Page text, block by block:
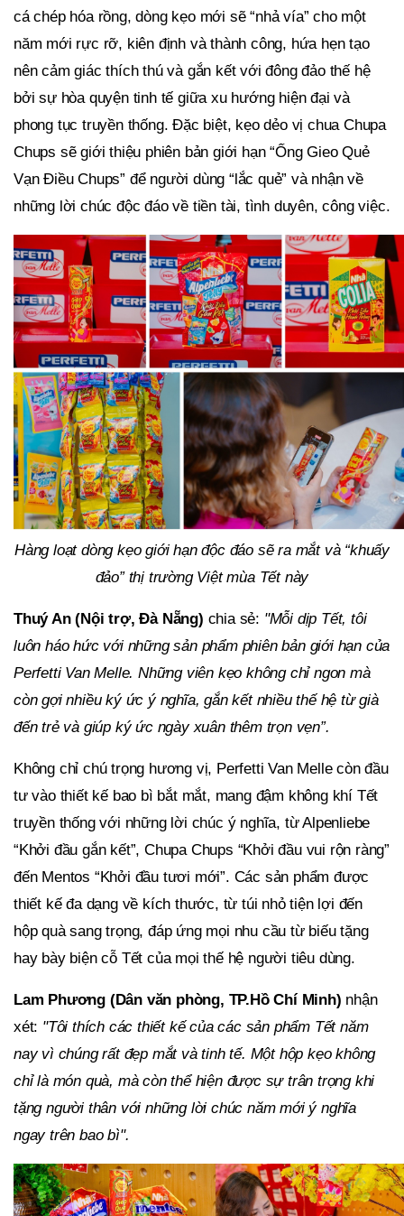
cá chép hóa rồng, dòng kẹo mới sẽ “nhả vía” cho một
năm mới rực rỡ, kiên định và thành công, hứa hẹn tạo
nên cảm giác thích thú và gắn kết với đông đảo thế hệ
bởi sự hòa quyện tinh tế giữa xu hướng hiện đại và
phong tục truyền thống. Đặc biệt, kẹo dẻo vị chua Chupa
Chups sẽ giới thiệu phiên bản giới hạn “Ống Gieo Quẻ
Vạn Điều Chups” để người dùng “lắc quẻ” và nhận về
những lời chúc độc đáo về tiền tài, tình duyên, công việc.
Hàng loạt dòng kẹo giới hạn độc đáo sẽ ra mắt và “khuấy
đảo” thị trường Việt mùa Tết này
Thuý An (Nội trợ, Đà Nẵng) chia sẻ: "Mỗi dịp Tết, tôi
luôn háo hức với những sản phẩm phiên bản giới hạn của
Perfetti Van Melle. Những viên kẹo không chỉ ngon mà
còn gợi nhiều ký ức ý nghĩa, gắn kết nhiều thế hệ từ già
đến trẻ và giúp ký ức ngày xuân thêm trọn vẹn”.
Không chỉ chú trọng hương vị, Perfetti Van Melle còn đầu
tư vào thiết kế bao bì bắt mắt, mang đậm không khí Tết
truyền thống với những lời chúc ý nghĩa, từ Alpenliebe
“Khởi đầu gắn kết”, Chupa Chups “Khởi đầu vui rộn ràng”
đến Mentos “Khởi đầu tươi mới”. Các sản phẩm được
thiết kế đa dạng về kích thước, từ túi nhỏ tiện lợi đến
hộp quà sang trọng, đáp ứng mọi nhu cầu từ biếu tặng
hay bày biện cỗ Tết của mọi thế hệ người tiêu dùng.
Lam Phương (Dân văn phòng, TP.Hồ Chí Minh) nhận
xét: "Tôi thích các thiết kế của các sản phẩm Tết năm
nay vì chúng rất đẹp mắt và tinh tế. Một hộp kẹo không
chỉ là món quà, mà còn thể hiện được sự trân trọng khi
tặng người thân với những lời chúc năm mới ý nghĩa
ngay trên bao bì".